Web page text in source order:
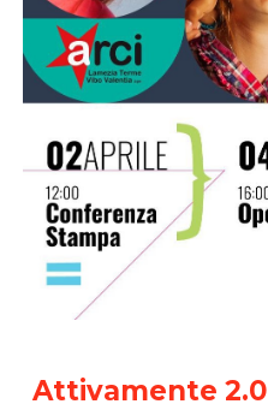
Attivamente 2.0